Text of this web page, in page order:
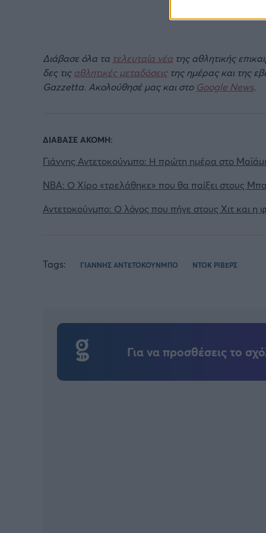
Διάβασε όλα τα τελευταία νέα της αθλητικής
δες τιςαθλητικές μεταδόσειςτης ημέρας και της
Gazzetta. Ακολούθησέ μας και στο Google News.
ΔΙΑΒΑΣΕ ΑΚΟΜΗ:
Γιάννης Αντετοκούνμπο: Η πρώτη ημέρα στο Μαϊάμι
NBA: Ο Χίρο «τρελάθηκε» που θα παίξει στους
Αντετοκούνμπο: Ο λόγος που πήγε στους Χιτ και η
Tags: ΓΙΑΝΝΗΣ ΑΝΤΕΤΟΚΟΥΝΜΠΟ ΝΤΟΚ ΡΙΒΕΡΣ
Για να προσθέσεις το